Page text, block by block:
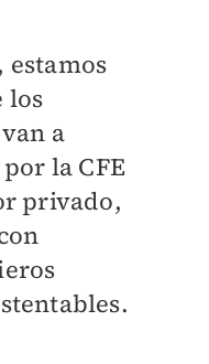
estamos
los
a
la CFE
privado,